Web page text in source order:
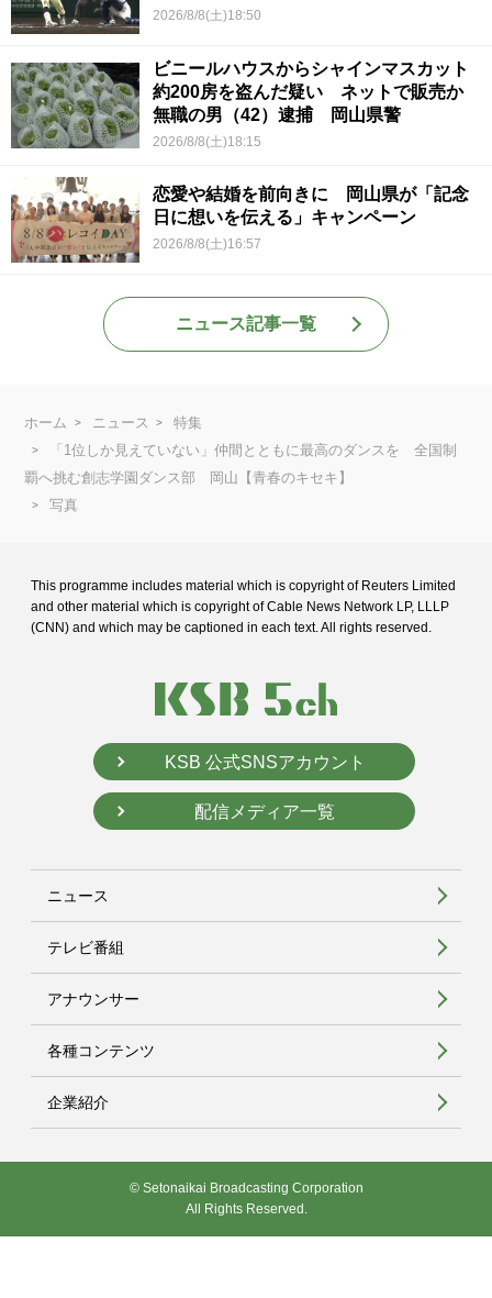
2026/8/8(土)18:50
ビニールハウスからシャインマスカット
約200房を盗んだ疑い ネットで販売か
無職の男（42）逮捕 岡山県警
2026/8/8(土)18:15
恋愛や結婚を前向きに 岡山県が「記念
日に想いを伝える」キャンペーン
2026/8/8(土)16:57
ニュース記事一覧
ホーム ニュース
特集
「1位しか見えていない」仲間とともに最高のダンスを 全国制
覇へ挑む創志学園ダンス部 岡山【青春のキセキ】
写真
This programme includes material which is copyright of Reuters Limited
and other material which is copyright of Cable News Network LP, LLLP
(CNN) and which may be captioned in each text. All rights reserved.
KSB 公式SNSアカウント
配信メディア一覧
ニュース
テレビ番組
アナウンサー
各種コンテンツ
企業紹介
© Setonaikai Broadcasting Corporation
All Rights Reserved.